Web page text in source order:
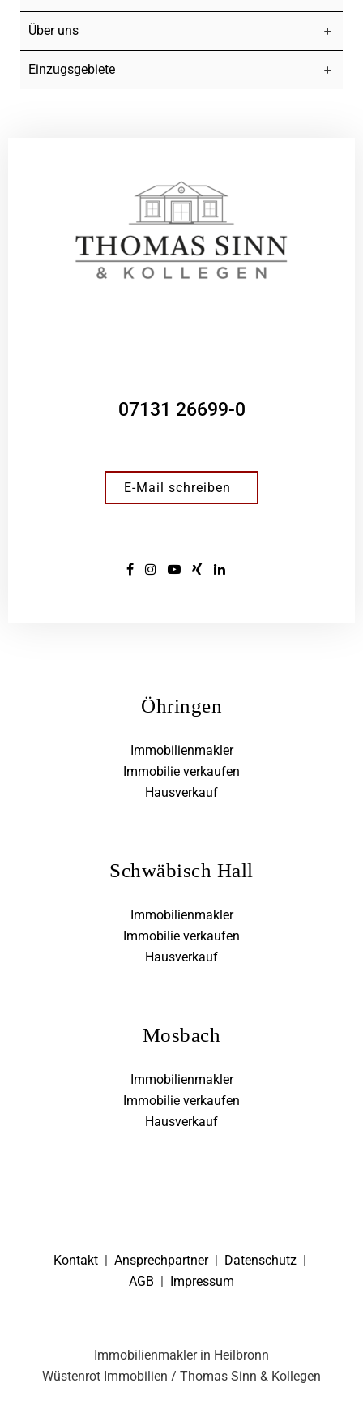
Über uns
Einzugsgebiete
07131 26699-0
E-Mail schreiben
Öhringen
Immobilienmakler
Immobilie verkaufen
Hausverkauf
Schwäbisch Hall
Immobilienmakler
Immobilie verkaufen
Hausverkauf
Mosbach
Immobilienmakler
Immobilie verkaufen
Hausverkauf
Kontakt Ansprechpartner| Datenschutz
AGB
Impressum
Immobilienmakler in Heilbronn
Wüstenrot Immobilien / Thomas Sinn & Kollegen